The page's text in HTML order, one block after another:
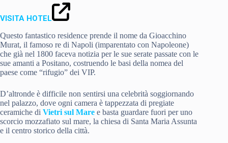
VISITA HOTEL
Questo fantastico residence prende il nome da Gioacchino
Murat, il famoso re di Napoli (imparentato con Napoleone)
che già nel 1800 faceva notizia per le sue serate passate con le
sue amanti a Positano, costruendo le basi della nomea del
paese come “rifugio” dei VIP.
D’altronde è difficile non sentirsi una celebrità soggiornando
nel palazzo, dove ogni camera è tappezzata di pregiate
ceramiche di Vietri sul Mare e basta guardare fuori per uno
scorcio mozzafiato sul mare, la chiesa di Santa Maria Assunta
e il centro storico della città.